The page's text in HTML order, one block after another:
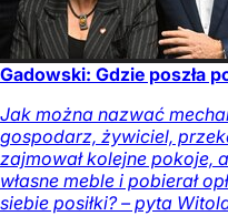
Gadowski: Gdzie poszła
Jak można nazwać
gospodarz, żywiciel,
zajmował kolejne pokoje,
własne meble i pobierał
siebie posiłki? – pyta